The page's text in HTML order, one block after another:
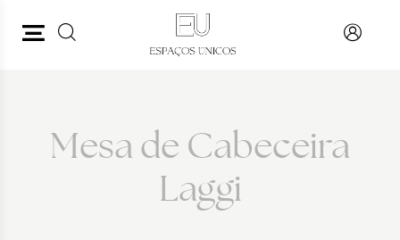
Mesa de Cabeceira
Laggi
PESQUISAR